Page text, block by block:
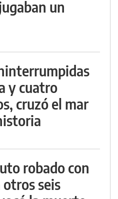
un
y cuatro
cruzó el mar
robado con
otros seis